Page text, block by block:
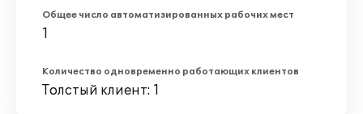
Общее число автоматизированных рабочих мест
1
Количество одновременно работающих клиентов
Толстый клиент: 1